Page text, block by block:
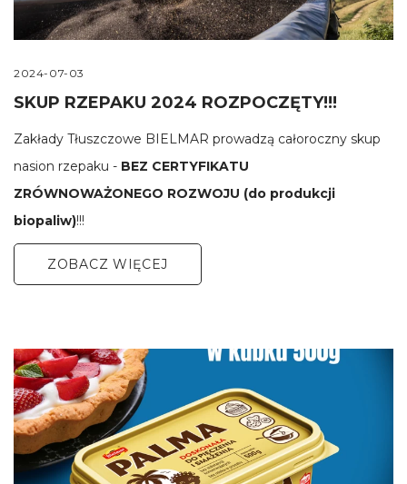
2024-07-03
SKUP RZEPAKU 2024 ROZPOCZĘTY!!!
Zakłady Tłuszczowe BIELMAR prowadzą całoroczny skup
nasion rzepaku - BEZ CERTYFIKATU
ZRÓWNOWAŻONEGO ROZWOJU (do produkcji
biopaliw)!!!
ZOBACZ WIĘCEJ